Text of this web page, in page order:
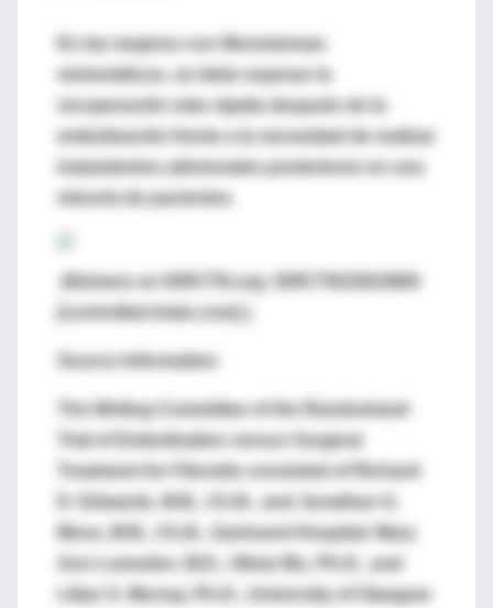
En las mujeres con fibromiomas
sintomáticos, se debe sopesar la
recuperación más rápida después de la
embolización frente a la necesidad de realizar
tratamientos adicionales posteriores en una
minoría de pacientes.
(Número en ISRCTN.org: ISRCTN23023665
[controlled-trials.com] ).
Source Information
The Writing Committee of the Randomized
Trial of Embolization versus Surgical
Treatment for Fibroids consisted of Richard
D. Edwards, M.B., Ch.B., and Jonathan G.
Moss, M.B., Ch.B., Gartnavel Hospital; Mary
Ann Lumsden, M.D., Olivia Wu, Ph.D., and
Lilian S. Murray, Ph.D., University of Glasgow